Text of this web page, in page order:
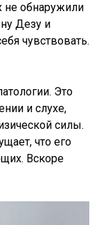
не обнаружили
Дезу и
чувствовать.
Это
и слухе,
силы.
что его
Вскоре